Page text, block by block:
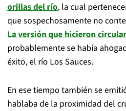
orillas del río, la cual
que sospechosamente no
La versión que hicieron
probablemente se había
éxito, el río Los Sauces.
En ese tiempo también se
hablaba de la proximidad del